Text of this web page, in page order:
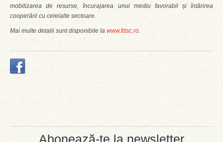
Abonează-te la newsletter
mobilizarea de resurse, încurajarea unui mediu favorabil și întărirea
cooperării cu celelalte sectoare.
Mai multe detalii sunt disponibile la www.fdsc.ro.